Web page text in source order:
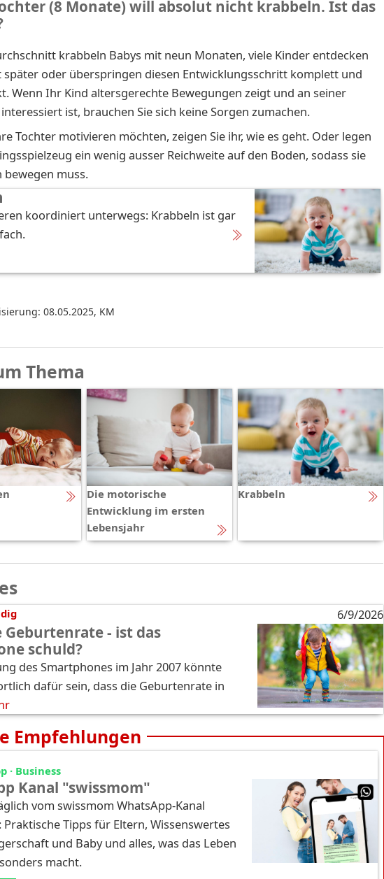
(8 Monate) will absolut nicht krabbeln. Ist das
krabbeln Babys mit neun Monaten, viele Kinder entdecken
später oder überspringen diesen Entwicklungsschritt komplett und
Wenn Ihr Kind altersgerechte Bewegungen zeigt und an seiner
ist, brauchen Sie sich keine Sorgen zumachen.
Tochter motivieren möchten, zeigen Sie ihr, wie es geht. Oder legen
ein wenig ausser Reichweite auf den Boden, sodass sie
muss.
koordiniert unterwegs: Krabbeln ist gar
08.05.2025, KM
Thema
Die motorische
Entwicklung im ersten
Lebensjahr
Krabbeln
6/9/2026
Geburtenrate - ist das
schuld?
des Smartphones im Jahr 2007 könnte
dafür sein, dass die Geburtenrate in
Empfehlungen
· Business
Kanal "swissmom"
vom swissmom WhatsApp-Kanal
Tipps für Eltern, Wissenswertes
und Baby und alles, was das Leben
macht.